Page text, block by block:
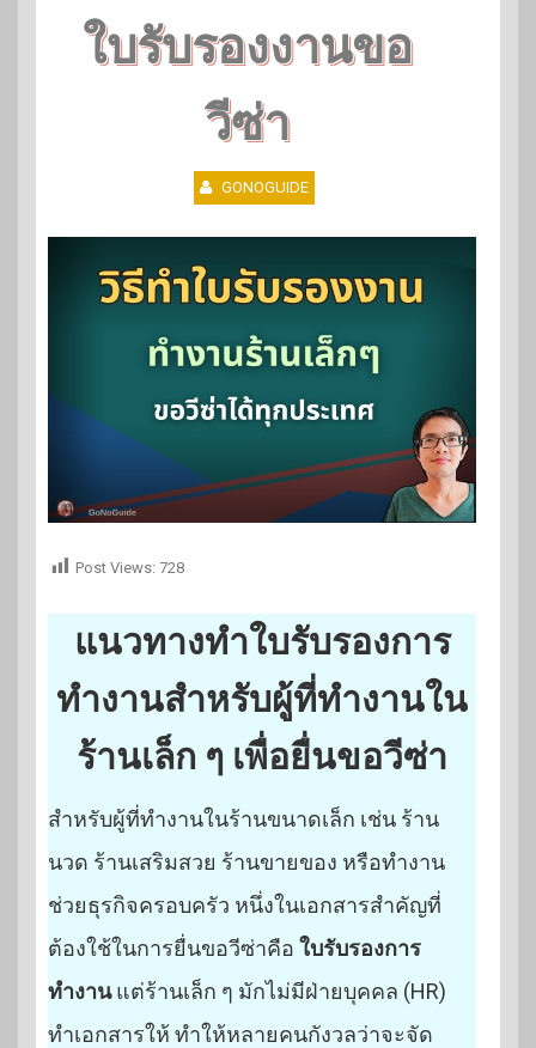
ใบรับรองงานขอ
วีซ่า
GONOGUIDE
Post Views: 728
แนวทางทำใบรับรองการ
ทำงานสำหรับผู้ที่ทำงานใน
ร้านเล็ก ๆ เพื่อยื่นขอวีซ่า
สำหรับผู้ที่ทำงานในร้านขนาดเล็ก เช่น ร้าน
นวด ร้านเสริมสวย ร้านขายของ หรือทำงาน
ช่วยธุรกิจครอบครัว หนึ่งในเอกสารสำคัญที่
ต้องใช้ในการยื่นขอวีซ่าคือ ใบรับรองการ
ทำงานแต่ร้านเล็ก ๆ มักไม่มีฝ่ายบุคคล (HR)
ทำเอกสารให้ ทำให้หลายคนกังวลว่าจะจัด